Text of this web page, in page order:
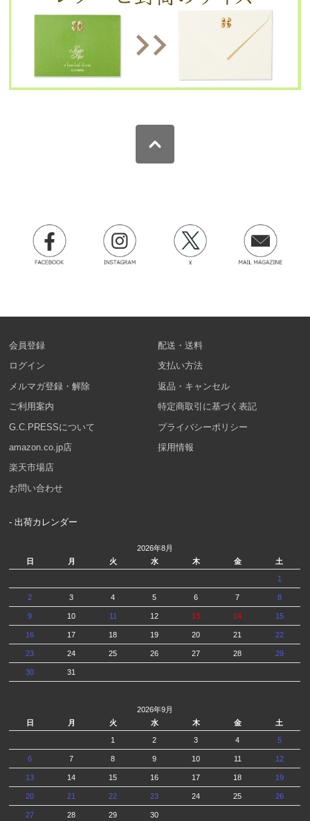
会員登録
ログイン
メルマガ登録・解除
ご利用案内
G.C.PRESSについて
amazon.co.jp店
楽天市場店
お問い合わせ
配送・送料
支払い方法
返品・キャンセル
特定商取引に基づく表記
プライバシーポリシー
採用情報
- 出荷カレンダー
2026年8月
日
月 火 水 木 金 土
1
2 3 4 5 6 7 8
9 10 11 12 13 14 15
16 17 18 19 20 21 22
23 24 25 26 27 28 29
30 31
2026年9月
日
月 火 水 木 金 土
1 2 3 4 5
6 7 8 9 10 11 12
13 14 15 16 17 18 19
20 21 22 23 24 25 26
27 28 29 30